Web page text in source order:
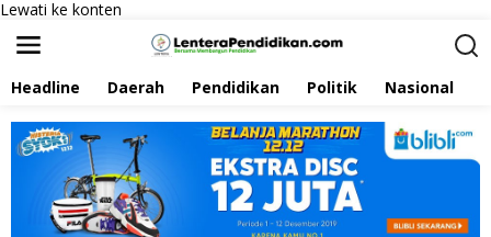
Lewati ke konten
Headline Daerah Pendidikan Politik Nasional